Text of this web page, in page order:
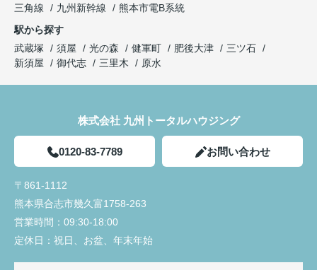
三角線
九州新幹線
熊本市電B系統
駅から探す
武蔵塚
須屋 光の森 健軍町 肥後大津
三ツ石
新須屋
御代志 三里木 原水
株式会社 九州トータルハウジング
0120-83-7789 お問い合わせ
〒861-1112
熊本県合志市幾久富1758-263
営業時間： 09:30-18:00
定休日： 祝日、お盆、年末年始